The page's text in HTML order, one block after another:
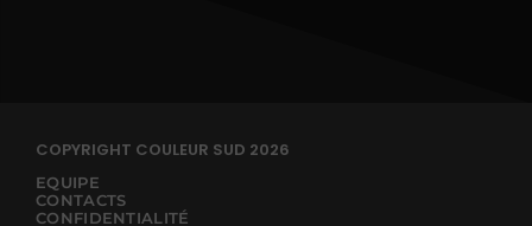
COPYRIGHT COULEUR SUD 2026
EQUIPE
CONTACTS
CONFIDENTIALITÉ